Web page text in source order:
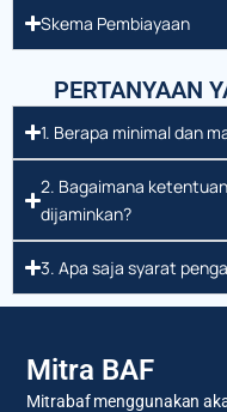
Skema Pembiayaan
PERTANYAAN
1. Berapa minimal dan
2. Bagaimana
dijaminkan?
3. Apa saja syarat
Mitra BAF
Mitrabaf menggunakan